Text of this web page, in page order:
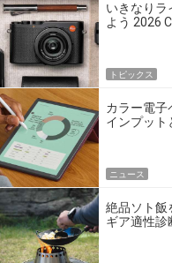
いきなりラ
よう 2026
トピックス
カラー電子
インプット
ニュース
絶品ソト飯
ギア適性診